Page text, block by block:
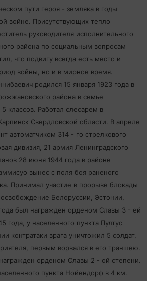
пути героя - земляка в годы
войне. Присутствующих тепло
руководителя исполнительного
района по социальным вопросам
что подвигу всегда есть место и
войны, но и в мирное время.
родился 15 января 1923 года в
района в семье
классов. Работал слесарем в
Свердловской области. В апреле
автоматчиком 314 - го стрелкового
дивизия, 21 армия Ленинградского
28 июня 1944 года в районе
вынес с поля боя раненого
Принимал участие в прорыве блокады
Белоруссии, Эстонии,
был награжден орденом Славы 3 - ей
года, у населенного пункта Пултус
контратаки врага уничтожил 5 солдат,
первым ворвался в его траншею.
орденом Славы 2 - ой степени.
пункта Нойендорф в 4 км.